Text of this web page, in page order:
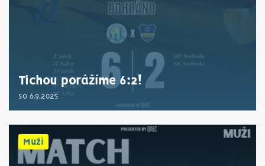
Tichou porážíme 6:2!
so 6.9.2025
Muži